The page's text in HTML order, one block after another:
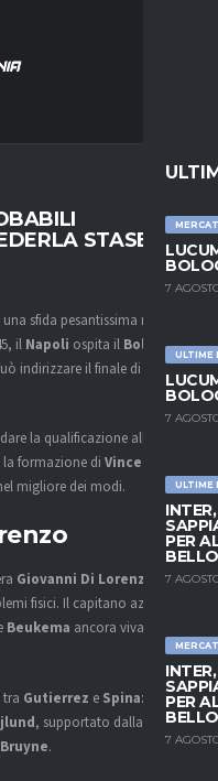
7
ULTIME
7
ULTIME
PER
7
PER
7
STASERA
sfida pesantissima nella
il Napoli ospita il Bologna
indirizzare il finale di
la qualificazione alla
la formazione di Vincenzo
migliore dei modi.
Giovanni Di Lorenzo
fisici. Il capitano azzurro
Beukema ancora viva nel
Gutierrez e Spinazzola,
, supportato dalla
.